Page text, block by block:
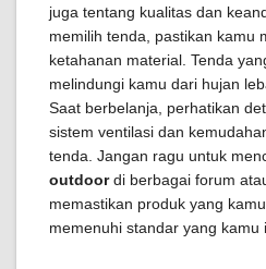
juga tentang kualitas dan
memilih tenda, pastikan kamu
ketahanan material. Tenda
melindungi kamu dari hujan
Saat berbelanja, perhatikan
sistem ventilasi dan
tenda. Jangan ragu untuk
outdoordi berbagai forum
memastikan produk yang
memenuhi standar yang kamu